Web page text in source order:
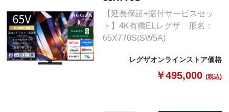
【延長保証+据付サービスセッ
ト】4K有機ELレグザ 形名：
65X770S(SW5A)
レグザオンラインストア価格
￥495,000 (税込)